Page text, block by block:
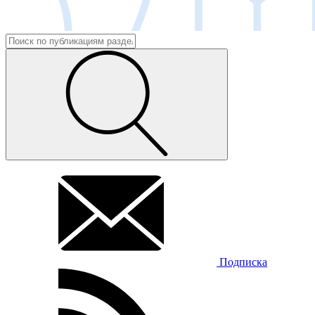
Подписка